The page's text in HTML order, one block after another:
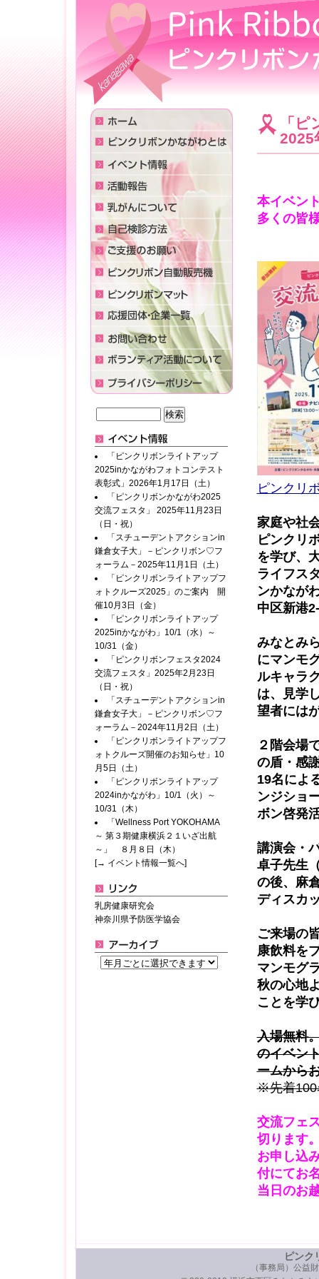
「
2025
本イベン
多くの皆
ピンクリ
家庭や社
ピンクリ
を学び、
ライフス
ンかなが
中区新港
みなとみ
にマンモ
ルキャラ
は、見学
望者には
２階会場
の盾・感
19名によ
ンジショ
ボン啓発
講演会・
卓子先生
の後、麻
ディスカ
ご来場の
康飲料を
マンモグ
秋の心地
ことを学
入場無料
のイベン
ームから
※先着100
交流フェ
切ります
お申し込
付にてお
当日のお
「ピンクリボンライトアップ
2025inかながわフォトコンテスト
表彰式」2026年1月17日（土）
「ピンクリボンかながわ2025
交流フェスタ」 2025年11月23日
（日・祝）
「スチューデントアクションin
鎌倉女子大」－ピンクリボン♡フ
ォーラム－2025年11月1日（土）
「ピンクリボンライトアップフ
ォトクルーズ2025」のご案内 開
催10月3日（金）
「ピンクリボンライトアップ
2025inかながわ」10/1（水）～
10/31（金）
「ピンクリボンフェスタ2024
交流フェスタ」2025年2月23日
（日・祝）
「スチューデントアクションin
鎌倉女子大」－ピンクリボン♡フ
ォーラム－2024年11月2日（土）
「ピンクリボンライトアップフ
ォトクルーズ開催のお知らせ」10
月5日（土）
「ピンクリボンライトアップ
2024inかながわ」10/1（火）～
10/31（木）
「Wellness Port YOKOHAMA
～ 第３期健康横浜２１いざ出航
～」 ８月８日（木）
[→ イベント情報一覧へ]
乳房健康研究会
神奈川県予防医学協会
ピンク
（事務局）公益